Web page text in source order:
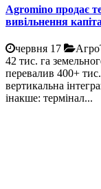
Agromino продає
вивільнення
червня 17
42 тис. га
перевалив 400+
вертикальна
інакше: термінал...